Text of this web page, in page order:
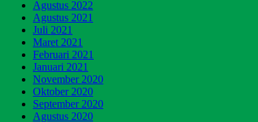
Agustus 2022
Agustus 2021
Juli 2021
Maret 2021
Februari 2021
Januari 2021
November 2020
Oktober 2020
September 2020
Agustus 2020